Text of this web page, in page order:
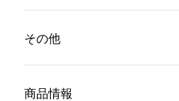
その他
商品情報